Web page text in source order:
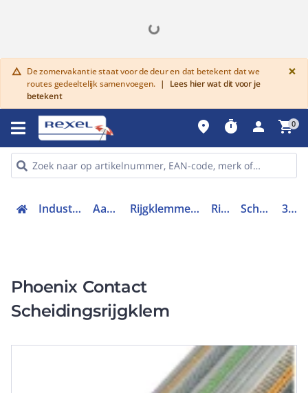
warning De zomervakantie staat voor de deur en dat betekent dat we
routes gedeeltelijk samenvoegen. |
Lees hier wat dit voor je
betekent
×
place timer person shopping_cart0
Industriele componenten Aansluittechniek Rijgklemmen, klemmen en toebehoren Rijgklemmen Scheidingsrijgklem 3210400
Phoenix Contact
Scheidingsrijgklem